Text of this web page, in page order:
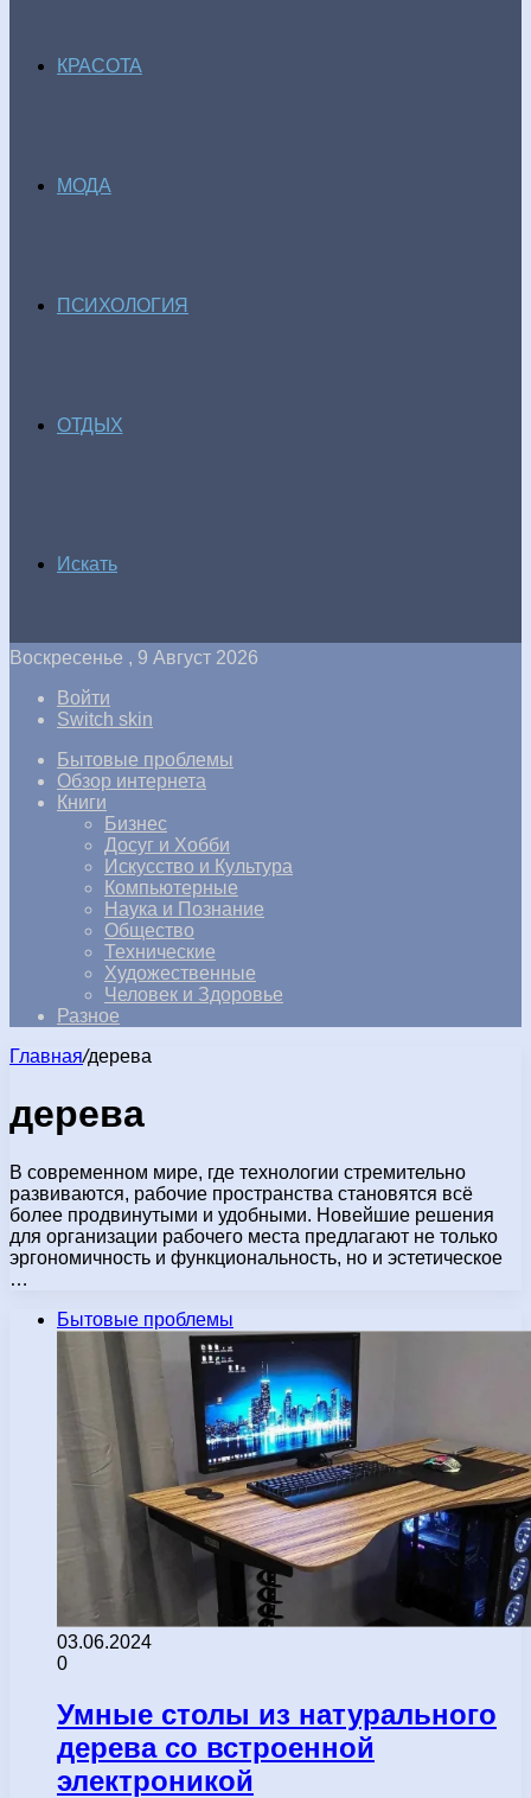
КРАСОТА
МОДА
ПСИХОЛОГИЯ
ОТДЫХ
Искать
Воскресенье , 9 Август 2026
Войти
Switch skin
Бытовые проблемы
Обзор интернета
Книги
Бизнес
Досуг и Хобби
Искусство и Культура
Компьютерные
Наука и Познание
Общество
Технические
Художественные
Человек и Здоровье
Разное
Главная/дерева
дерева
В современном мире, где технологии стремительно
развиваются, рабочие пространства становятся всё
более продвинутыми и удобными. Новейшие решения
для организации рабочего места предлагают не только
эргономичность и функциональность, но и эстетическое
…
Бытовые проблемы
03.06.2024
0
Умные столы из натурального
дерева со встроенной
электроникой